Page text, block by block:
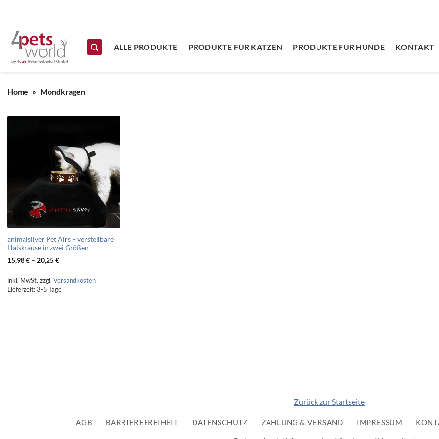
Zum Inhalt springen
ALLE PRODUKTE
PRODUKTE FÜR KATZEN PRODUKTE FÜR HUNDE KONTAKT
Home » Mondkragen
animalsilver Pet Airs – verstellbare
Halskrause in zwei Größen
15,98€– 20,25€
inkl. MwSt. zzgl. Versandkosten
Lieferzeit:3-5 Tage
Zurück zur Startseite
AGB BARRIEREFREIHEIT DATENSCHUTZ ZAHLUNG & VERSAND IMPRESSUM